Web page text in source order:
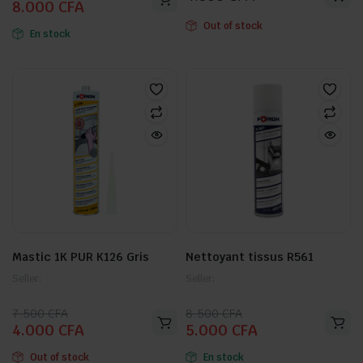
prix
initial
8.000 CFA
prix
actuel
En stock
Out of stock
Mastic 1K PUR K126 Gris
7.500CFA
Le
prix
initial
4.000 CFA
Le
prix
actuel
Out of stock
Nettoyant tissus R561
8.500CFA
Le
prix
initial
5.000 CFA
Le
prix
actuel
En stock